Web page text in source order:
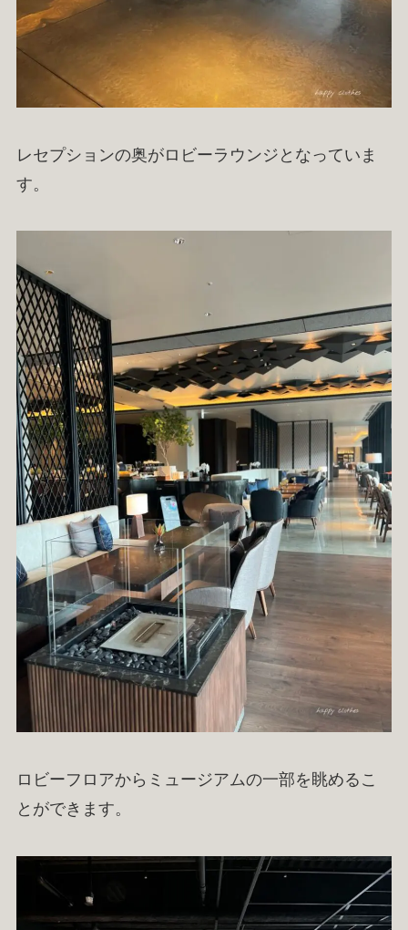
レセプションの奥がロビーラウンジとなっていま
す。
ロビーフロアからミュージアムの一部を眺めるこ
とができます。